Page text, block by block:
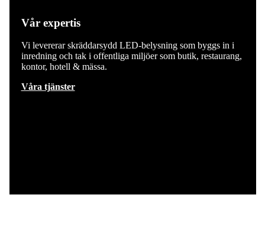
Vår expertis
Vi levererar skräddarsydd LED-belysning som byggs in i
inredning och tak i offentliga miljöer som butik, restaurang,
kontor, hotell & mässa.
Våra tjänster